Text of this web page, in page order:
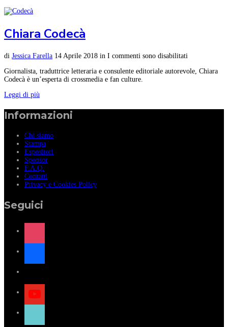
Chiara Codecà
di Jessica Farella 14 Aprile 2018 in I commenti sono disabilitati
Giornalista, traduttrice letteraria e consulente editoriale autorevole, Chiara
Codecà è un’esperta di crossmedia e fan culture.
Leggi di più
Informazioni
Chi siamo
Stampa
Espositori
Sponsor
F.A.Q.
Contatti
Privacy e Cookies Policy
Seguici
instagram
facebook
x
youtube
tiktok